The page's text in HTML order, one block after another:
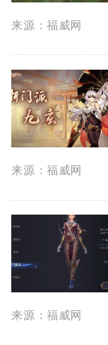
来源：福威网
来源：福威网
来源：福威网